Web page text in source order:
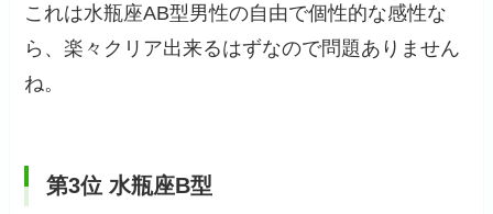
これは水瓶座AB型男性の自由で個性的な感性な
ら、楽々クリア出来るはずなので問題ありません
ね。
第3位 水瓶座B型